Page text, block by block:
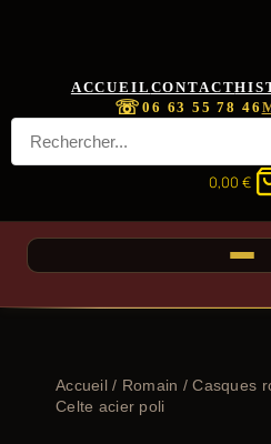
ACCUEIL CONTACT
☏06 63 55 78 46
0,00 €
Accueil/ Romain /Casques
Celte acier poli